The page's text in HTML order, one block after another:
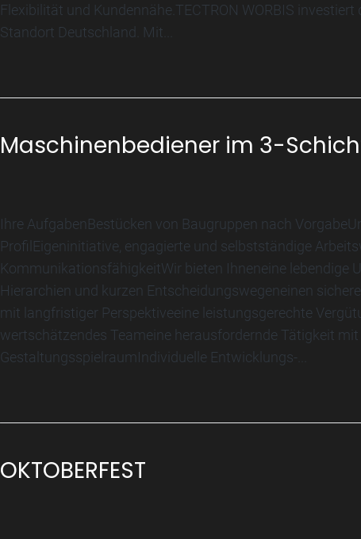
Flexibilität und Kundennähe.TECTRON WORBIS
Standort Deutschland. Mit...
Maschinenbediener im 3-
Ihre AufgabenBestücken von Baugruppen nach
ProfilEigeninitiative, engagierte und selbstständige
KommunikationsfähigkeitWir bieten Ihneneine lebendige
Hierarchien und kurzen Entscheidungswegeneinen
mit langfristiger Perspektiveeine leistungsgerechte
wertschätzendes Teameine herausfordernde Tätigkeit
GestaltungsspielraumIndividuelle Entwicklungs-...
OKTOBERFEST